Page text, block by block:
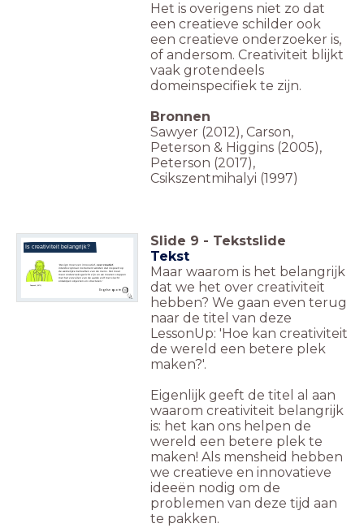
Het is overigens niet zo dat
een creatieve schilder ook
een creatieve onderzoeker is,
of andersom. Creativiteit blijkt
vaak grotendeels
domeinspecifiek te zijn.
Bronnen
Sawyer (2012), Carson,
Peterson & Higgins (2005),
Peterson (2017),
Csikszentmihalyi (1997)
Is creativiteit belangrijk?
'Design moet een innovatief, zeer creatief,
interdisciplinair instrument worden dat inspeelt op
de werkelijke behoeften van de mens. Het moet
meer onderzoeksgericht zijn en we moeten stoppen
met het vervuilen van de aarde zelf met slecht
ontworpen objecten en structuren.'
Papenek (1971)
Engelse quote
Slide 9 - Tekstslide
Tekst
Maar waarom is het belangrijk
dat we het over creativiteit
hebben? We gaan even terug
naar de titel van deze
LessonUp: 'Hoe kan creativiteit
de wereld een betere plek
maken?'.
Eigenlijk geeft de titel al aan
waarom creativiteit belangrijk
is: het kan ons helpen de
wereld een betere plek te
maken! Als mensheid hebben
we creatieve en innovatieve
ideeën nodig om de
problemen van deze tijd aan
te pakken.